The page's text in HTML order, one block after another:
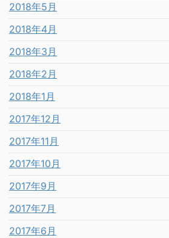
2018年5月
2018年4月
2018年3月
2018年2月
2018年1月
2017年12月
2017年11月
2017年10月
2017年9月
2017年7月
2017年6月